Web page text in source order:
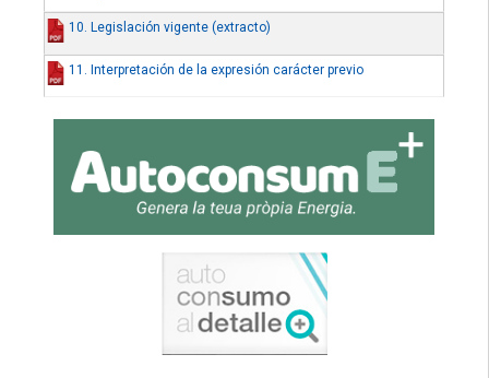
10. Legislación vigente (extracto)
11. Interpretación de la expresión carácter previo